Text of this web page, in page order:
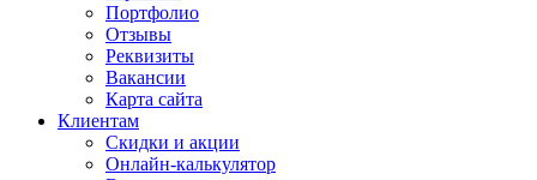
Портфолио
Отзывы
Реквизиты
Вакансии
Карта сайта
Клиентам
Скидки и акции
Онлайн-калькулятор